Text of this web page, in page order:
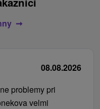
08.08.2026
problemy pri
velmi